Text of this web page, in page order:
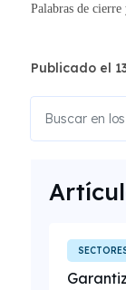
Palabras de cierre
Publicado el